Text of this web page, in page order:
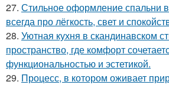
27. Стильное оформление спальни
всегда про лёгкость, свет и
28. Уютная кухня в скандинавском
пространство, где комфорт
функциональностью и эстетикой.
29. Процесс, в котором оживает